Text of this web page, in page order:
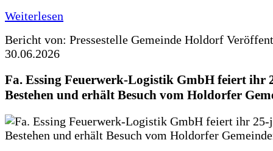
Weiterlesen
Bericht von: Pressestelle Gemeinde Holdorf
30.06.2026
Fa. Essing Feuerwerk-Logistik GmbH feiert ihr
Bestehen und erhält Besuch vom Holdorfer